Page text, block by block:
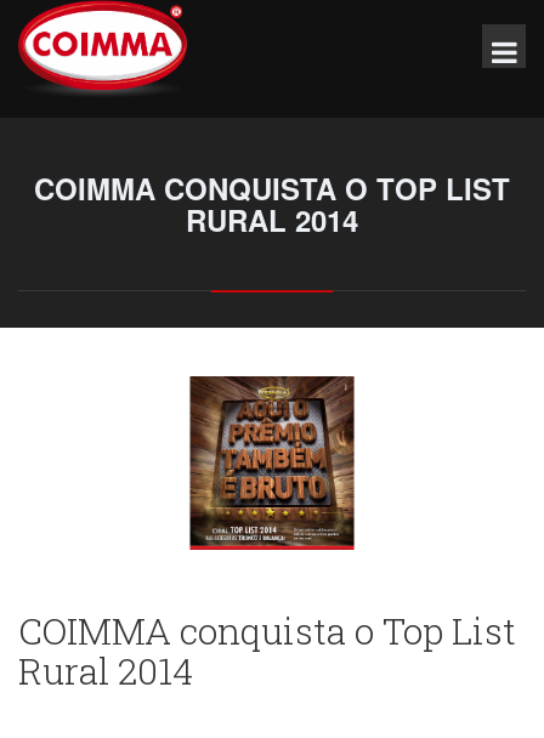
COIMMA CONQUISTA O TOP LIST
RURAL 2014
COIMMA conquista o Top List
Rural 2014